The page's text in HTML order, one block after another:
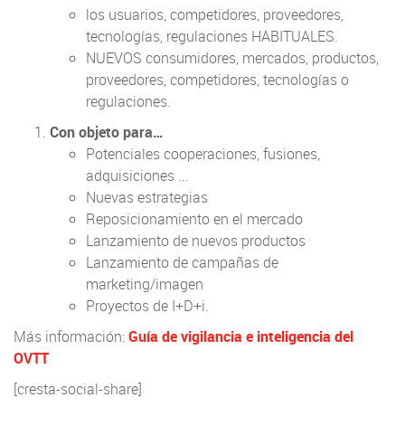
los usuarios, competidores, proveedores,
tecnologías, regulaciones HABITUALES.
NUEVOS consumidores, mercados, productos,
proveedores, competidores, tecnologías o
regulaciones.
Con objeto para…
Potenciales cooperaciones, fusiones,
adquisiciones ...
Nuevas estrategias
Reposicionamiento en el mercado
Lanzamiento de nuevos productos
Lanzamiento de campañas de
marketing/imagen
Proyectos de I+D+i.
Más información:Guía de vigilancia e inteligencia del
OVTT
[cresta-social-share]